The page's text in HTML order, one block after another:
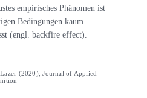
empirisches Phänomen ist
Bedingungen kaum
(engl. backfire effect).
(2020), Journal of Applied